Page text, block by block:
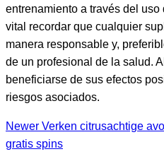
entrenamiento a través del
vital recordar que cualquier
manera responsable y,
de un profesional de la salud.
beneficiarse de sus efectos
riesgos asociados.
Newer Verken citrusachtige
gratis spins